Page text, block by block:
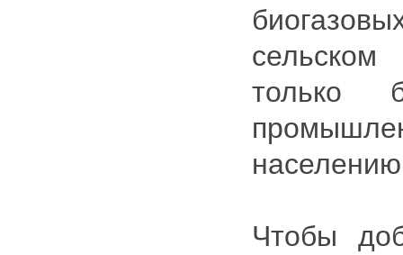
сельском
только
Чтобы